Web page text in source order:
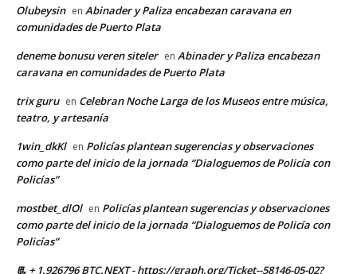
Olubeysin en Abinader y Paliza encabezan caravana en
comunidades de Puerto Plata
deneme bonusu veren siteler en Abinader y Paliza encabezan
caravana en comunidades de Puerto Plata
trix guru en Celebran Noche Larga de los Museos entre música,
teatro, y artesanía
1win_dkKl en Policías plantean sugerencias y observaciones
como parte del inicio de la jornada “Dialoguemos de Policía con
Policías”
mostbet_dlOl en Policías plantean sugerencias y observaciones
como parte del inicio de la jornada “Dialoguemos de Policía con
Policías”
📃 + 1.926796 BTC.NEXT - https://graph.org/Ticket--58146-05-02?